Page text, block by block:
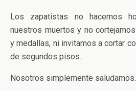
Los zapatistas no hacemos
nuestros muertos y no
y medallas, ni invitamos a cortar
de segundos pisos.
Nosotros simplemente saludamos.